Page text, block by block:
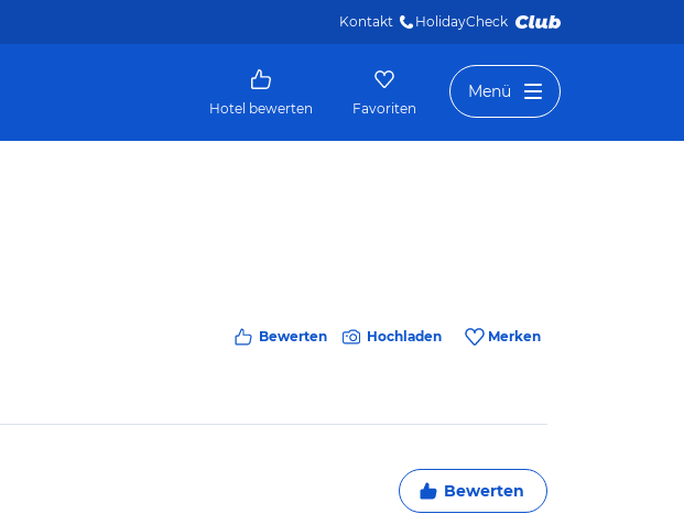
Kontakt HolidayCheck
Hotel bewerten Favoriten
Menü
Bewerten Hochladen Merken
Bewerten